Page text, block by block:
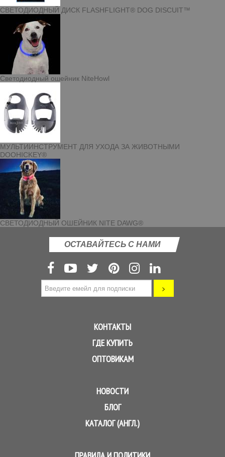
СВЕТОДИОДНЫЙ ДИСК FLASHFLIGHT® DOG DISCUIT™
Светодиодный ошейник NiteHowl
МУЛЬТИИНСТРУМЕНТ ДЛЯ УХОДА ЗА ЖИВОТНЫМИ
DOOHICKEY®
СВЕТОДИОДНЫЙ ОШЕЙНИК NITE DAWG®
ОСТАВАЙТЕСЬ С НАМИ
КОНТАКТЫ
ГДЕ КУПИТЬ
ОПТОВИКАМ
НОВОСТИ
БЛОГ
КАТАЛОГ (АНГЛ.)